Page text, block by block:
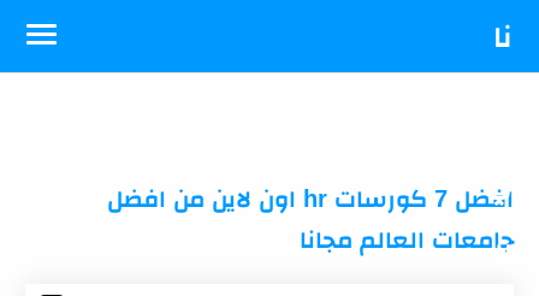
نا
ي
ال
افضل 7 كورسات hr اون لاين من افضل
جامعات العالم مجانا